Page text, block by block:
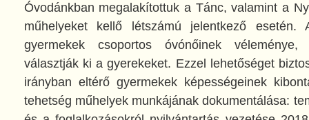
Óvodánkban megalakítottuk a Tánc, valamint a
műhelyeket kellő létszámú jelentkező
gyermekek csoportos óvónőinek véleménye,
választják ki a gyerekeket. Ezzel lehetőséget
irányban eltérő gyermekek képességeinek
tehetség műhelyek munkájának dokumentálása: